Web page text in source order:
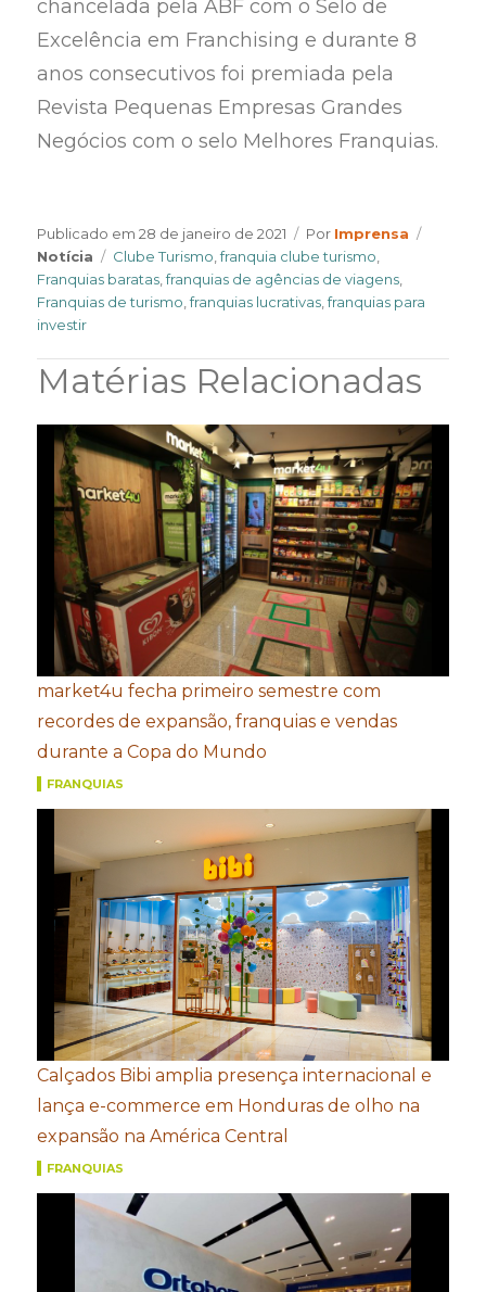
chancelada pela ABF com o Selo de
Excelência em Franchising e durante 8
anos consecutivos foi premiada pela
Revista Pequenas Empresas Grandes
Negócios com o selo Melhores Franquias.
Publicado em28 de janeiro de 2021 Por Author
Imprensa
Notícia
Tags
Clube Turismo ,franquia clube turismo
Franquias baratas ,franquias de agências de viagens
Franquias de turismo ,franquias lucrativas ,franquias para
investir
Matérias Relacionadas
market4u fecha primeiro semestre com
recordes de expansão, franquias e vendas
durante a Copa do Mundo
FRANQUIAS
Calçados Bibi amplia presença internacional e
lança e-commerce em Honduras de olho na
expansão na América Central
FRANQUIAS